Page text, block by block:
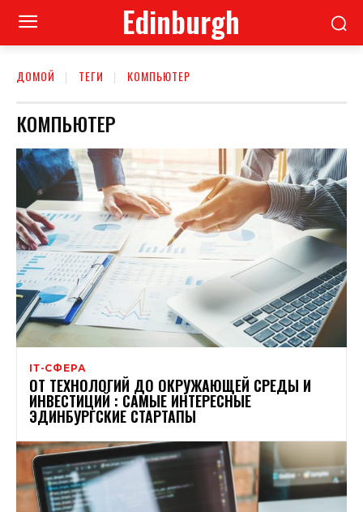
Edinburgh
ДОМОЙ ТЕГИ КОМПЬЮТЕР
КОМПЬЮТЕР
ІТ-СФЕРА
ОТ ТЕХНОЛОГИЙ ДО ОКРУЖАЮЩЕЙ СРЕДЫ И
ИНВЕСТИЦИЙ : САМЫЕ ИНТЕРЕСНЫЕ
ЭДИНБУРГСКИЕ СТАРТАПЫ